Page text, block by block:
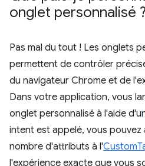
onglet personnalisé ?
Pas mal du tout ! Les onglets
permettent de contrôler
du navigateur Chrome et de
Dans votre application, vous
onglet personnalisé à l'aide
intent est appelé, vous pouvez
nombre d'attributs à l'
l'expérience exacte que vous